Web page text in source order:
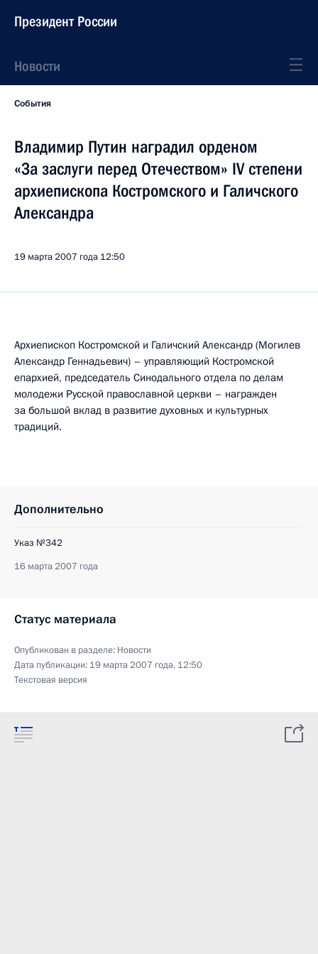
Президент России
Новости
События
Владимир Путин наградил орденом
«За заслуги перед Отечеством» IV степени
архиепископа Костромского и Галичского
Александра
19 марта 2007 года 12:50
Архиепископ Костромской и Галичский Александр (Могилев
Александр Геннадьевич) – управляющий Костромской
епархией, председатель Синодального отдела по делам
молодежи Русской православной церкви – награжден
за большой вклад в развитие духовных и культурных
традиций.
Дополнительно
Указ №342
16 марта 2007 года
Статус материала
Опубликован в разделе: Новости
Дата публикации: 19 марта 2007 года, 12:50
Текстовая версия